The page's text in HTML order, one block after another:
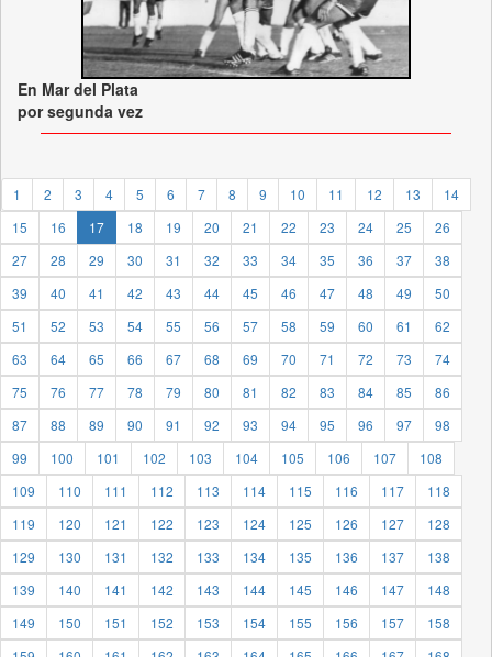
En Mar del Plata
por segunda vez
1 2 3 4 5 6 7 8 9 10 11 12 13
14
15
16 17 18 19 20 21 22 23 24 25
26
27
28 29 30 31 32 33 34 35 36 37
38
39
40 41 42 43 44 45 46 47 48 49
50
51
52 53 54 55 56 57 58 59 60 61
62
63
64 65 66 67 68 69 70 71 72 73
74
75
76 77 78 79 80 81 82 83 84 85
86
87
88 89 90 91 92 93 94 95 96 97
98
99
100 101 102 103 104 105 106 107
108
109
110 111 112 113 114 115 116 117
118
119
120 121 122 123 124 125 126 127
128
129
130 131 132 133 134 135 136 137
138
139
140 141 142 143 144 145 146 147
148
149
150 151 152 153 154 155 156 157
158